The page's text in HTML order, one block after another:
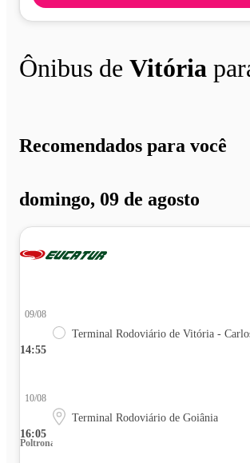
Ônibus de Vitória
Recomendados para você
domingo, 09 de agosto
14:55
09/08
Terminal Rodoviário de Vitória -
16:05
10/08
Terminal Rodoviário de Goiânia
Poltrona